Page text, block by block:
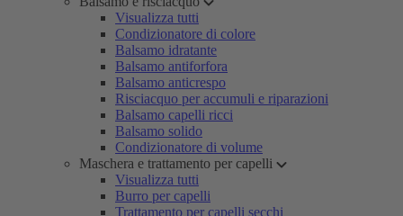
Visualizza tutti
Condizionatore di colore
Balsamo idratante
Balsamo antiforfora
Balsamo anticrespo
Risciacquo per accumuli e riparazioni
Balsamo capelli ricci
Balsamo solido
Condizionatore di volume
Maschera e trattamento per capelli
Visualizza tutti
Burro per capelli
Trattamento per capelli secchi